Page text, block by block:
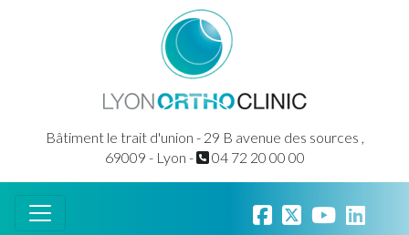
Bâtiment le trait d'union - 29 B avenue des sources ,
69009 - Lyon -
04 72 20 00 00